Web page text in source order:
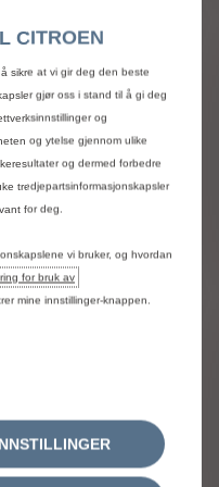
CITROEN
sikre at vi gir deg den beste
gjør oss i stand til å gi deg
og
og ytelse gjennom ulike
og dermed forbedre
tredjepartsinformasjonskapsler
for deg.
vi bruker, og hvordan
for bruk av
mine innstillinger-knappen.